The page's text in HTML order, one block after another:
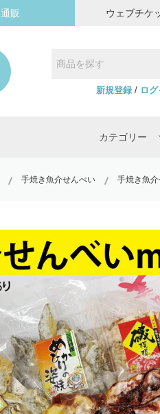
通販 ウェブチケ
新規登録/ ロ
カテゴリー
手焼き魚介せんべい 手焼き魚